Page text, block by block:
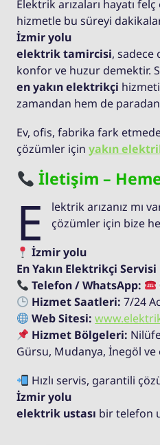
Elektrik arızaları hayatı
hizmetle bu süreyi
İzmir yolu
elektrik tamircisi, sadece
konfor ve huzur demektir.
en yakın elektrikçi
zamandan hem de
Ev, ofis, fabrika fark
çözümler için yakın
İletişim –
E
lektrik arızanız mı
çözümler için bize
İzmir yolu
En Yakın Elektrikçi Servisi
Telefon / WhatsApp:
Hizmet Saatleri: 7/24
Web Sitesi:
Hizmet Bölgeleri:
Gürsu, Mudanya, İnegöl ve
Hızlı servis, garantili
İzmir yolu
elektrik ustası bir telefon